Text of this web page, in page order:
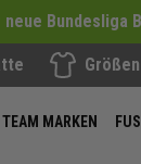
Bundesliga
TEAM MARKEN